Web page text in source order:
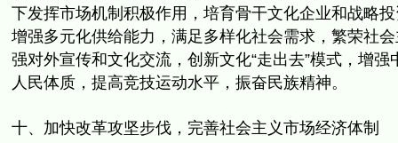
下发挥市场机制积极作用， 培育骨干文化企业和战略
增强多元化供给能力，满足多样化社会需求， 繁荣社
强对外宣传和文化交流，创新文化“走出去”模式， 增强
人民体质，提高竞技运动水平，振奋民族精神。
十、加快改革攻坚步伐，完善社会主义市场经济体制